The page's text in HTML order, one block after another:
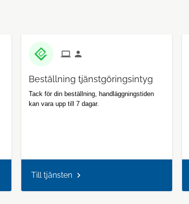
Beställning tjänstgöringsintyg
Tack för din beställning, handläggningstiden
kan vara upp till 7 dagar.
Till tjänsten